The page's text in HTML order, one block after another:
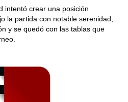
intentó crear una posición
la partida con notable serenidad,
y se quedó con las tablas que